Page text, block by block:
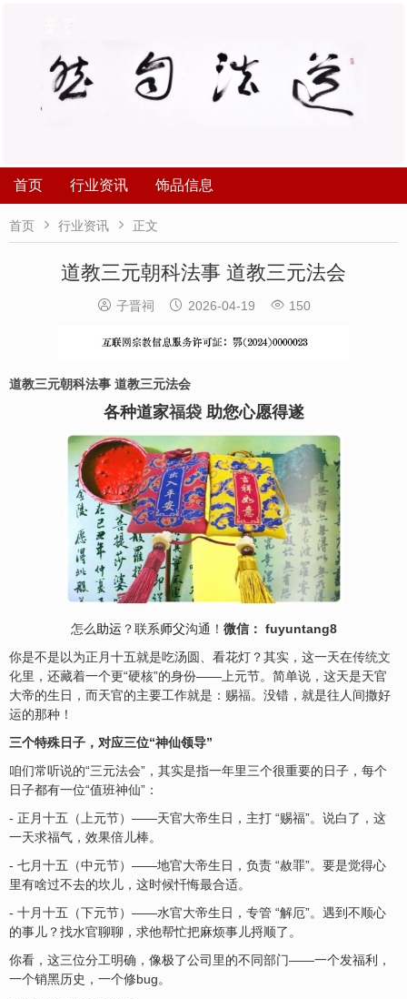
首页 行业资讯 饰品信息
首页  行业资讯  正文
道教三元朝科法事 道教三元法会
 子晋祠  2026-04-19  150
道教三元朝科法事 道教三元法会
各种道家福袋助您心愿得遂
怎么助运 ？联系师父沟通！ 微信： fuyuntang8
你是不是以为正月十五就是吃汤圆、看花灯？其实，这一天在传统文
化里，还藏着一个更“硬核”的身份——上元节。简单说，这天是天官
大帝的生日，而天官的主要工作就是：赐福。没错，就是往人间撒好
运的那种！
三个特殊日子，对应三位“神仙领导”
咱们常听说的“三元法会”，其实是指一年里三个很重要的日子，每个
日子都有一位“值班神仙”：
- 正月十五（上元节）——天官大帝生日，主打 “赐福”。说白了，这
一天求福气，效果倍儿棒。
- 七月十五（中元节）——地官大帝生日，负责 “赦罪”。要是觉得心
里有啥过不去的坎儿，这时候忏悔最合适。
- 十月十五（下元节）——水官大帝生日，专管 “解厄”。遇到不顺心
的事儿？找水官聊聊，求他帮忙把麻烦事儿捋顺了。
你看，这三位分工明确，像极了公司里的不同部门——一个发福利，
一个销黑历史，一个修bug。